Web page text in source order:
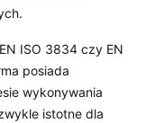
ISO 3834 czy EN
posiada
wykonywania
istotne dla